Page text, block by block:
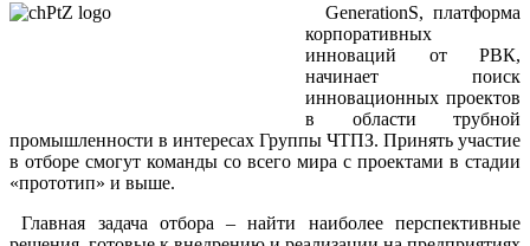
GenerationS, платформа
корпоративных
инноваций от РВК,
начинает поиск
инновационных проектов
в области трубной
промышленности в интересах Группы ЧТПЗ. Принять участие
в отборе смогут команды со всего мира с проектами в стадии
«прототип» и выше.
Главная задача отбора – найти наиболее перспективные